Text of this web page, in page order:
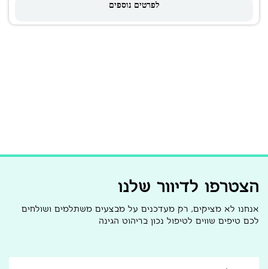
לפרטים נוספים
הצטרפו לדיוור שלנו
אנחנו לא מציקים, רק מעדכנים על מבצעים משתלמים ושולחים
לכם טיפים שווים לטיפול נכון בריהוט הגינה